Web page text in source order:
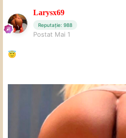
Larysx69
Reputație: 988
Postat Mai 1
😇